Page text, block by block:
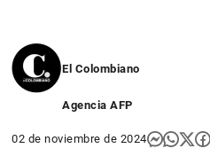
El Colombiano
Agencia AFP
02 de noviembre de 2024